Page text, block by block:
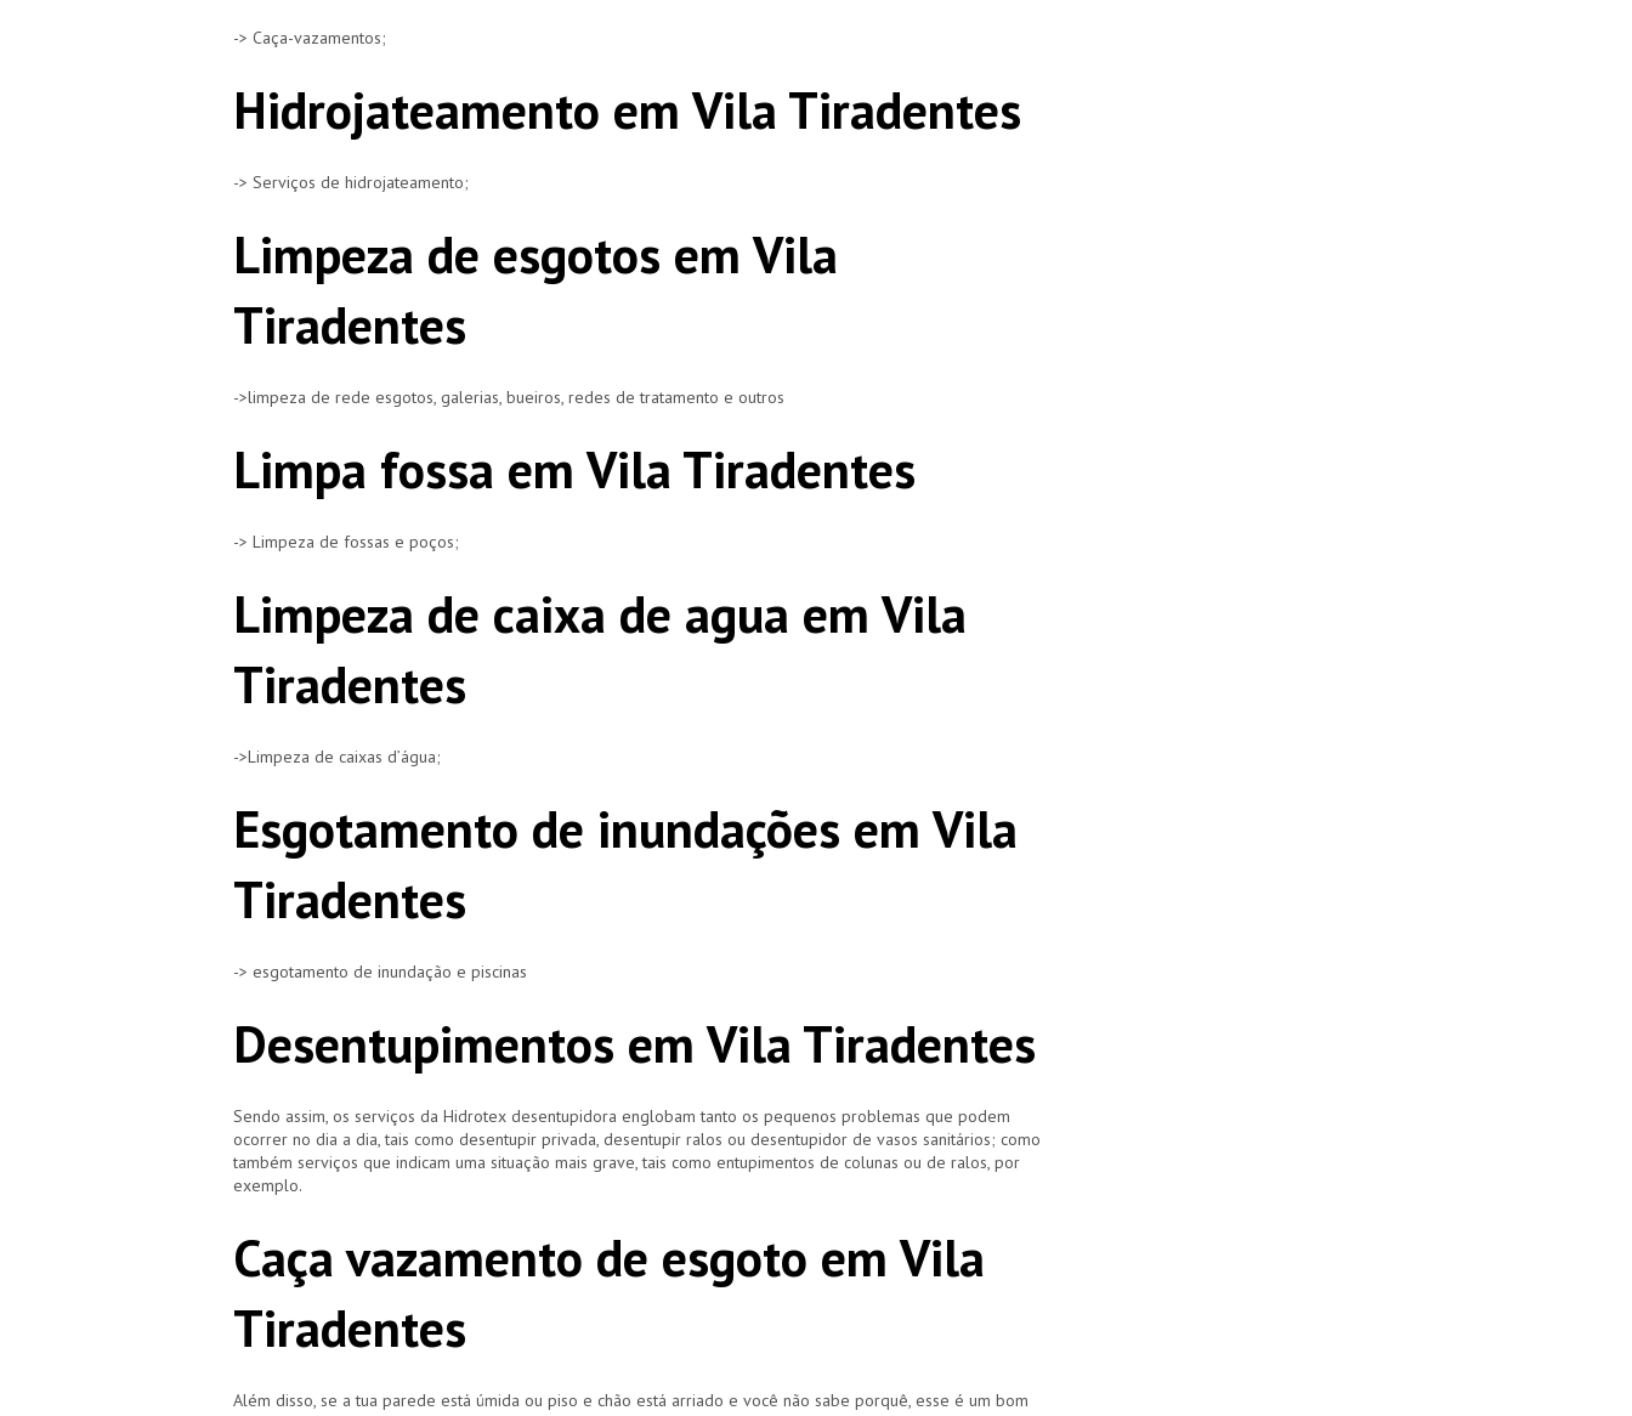
-> Caça-vazamentos;
Hidrojateamento em Vila Tiradentes
-> Serviços de hidrojateamento;
Limpeza de esgotos em Vila
Tiradentes
->limpeza de rede esgotos, galerias, bueiros, redes de tratamento e outros
Limpa fossa em Vila Tiradentes
-> Limpeza de fossas e poços;
Limpeza de caixa de agua em Vila
Tiradentes
->Limpeza de caixas d’água;
Esgotamento de inundações em Vila
Tiradentes
-> esgotamento de inundação e piscinas
Desentupimentos em Vila Tiradentes
Sendo assim, os serviços da Hidrotex desentupidora englobam tanto os pequenos problemas que podem
ocorrer no dia a dia, tais como desentupir privada, desentupir ralos ou desentupidor de vasos sanitários; como
também serviços que indicam uma situação mais grave, tais como entupimentos de colunas ou de ralos, por
exemplo.
Caça vazamento de esgoto em Vila
Tiradentes
Além disso, se a tua parede está úmida ou piso e chão está arriado e você não sabe porquê, esse é um bom